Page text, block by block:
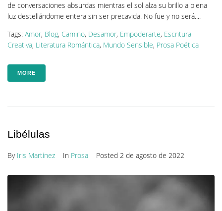
de conversaciones absurdas mientras el sol alza su brillo a plena
luz destellándome entera sin ser precavida. No fue y no será....
Tags: Amor, Blog, Camino, Desamor, Empoderarte, Escritura
Creativa, Literatura Romántica, Mundo Sensible, Prosa Poética
MORE
Libélulas
By Iris Martínez In Prosa Posted 2 de agosto de 2022